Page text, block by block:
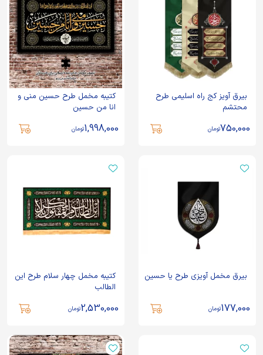
بیرق آویز کج راه اسلیمی طرح
محتشم
750,000تومان
کتیبه مخمل طرح حسین منی و
انا من حسین
1,998,000تومان
بیرق مخمل آویزی طرح یا حسین
177,000تومان
کتیبه مخمل چهار سلام طرح این
الطالب
2,530,000تومان